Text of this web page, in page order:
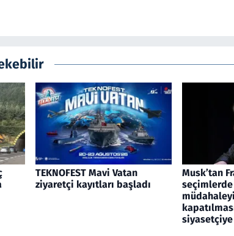
TEKNOFEST Mavi Vatan
ziyaretçi kayıtları başladı
Musk’tan
seçimlerde